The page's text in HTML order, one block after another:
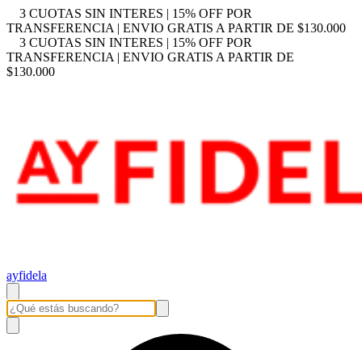
3 CUOTAS SIN INTERES | 15% OFF POR
TRANSFERENCIA | ENVIO GRATIS A PARTIR DE $130.000
3 CUOTAS SIN INTERES | 15% OFF POR
TRANSFERENCIA | ENVIO GRATIS A PARTIR DE
$130.000
ayfidela